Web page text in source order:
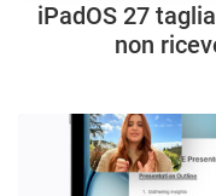
iPadOS 27
non